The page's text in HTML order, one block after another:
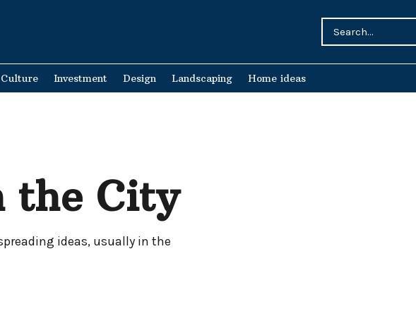
Culture Investment Design Landscaping Home ideas
the City
ideas, usually in the